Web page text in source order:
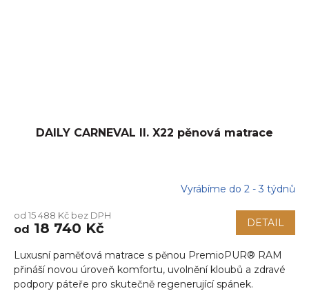
DAILY CARNEVAL II. X22 pěnová matrace
produktu
je
z
5
hvězdiček.
Vyrábíme do 2 - 3 týdnů
od 15 488 Kč bez DPH
od 18 740 Kč DETAIL
Luxusní paměťová matrace s pěnou PremioPUR® RAM
přináší novou úroveň komfortu, uvolnění kloubů a zdravé
podpory páteře pro skutečně regenerující spánek.